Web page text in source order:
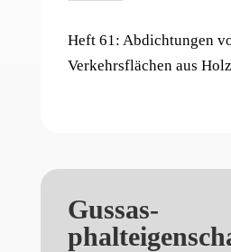
Heft 61: Abdichtungen
Verkehrsflächen aus Holz
Guss­as­